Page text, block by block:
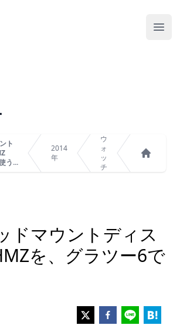
式会社
メニ
ト
う...
2014
年
ウ
ォ
ッ
チ
ドマウントディス
を、グラツー6で